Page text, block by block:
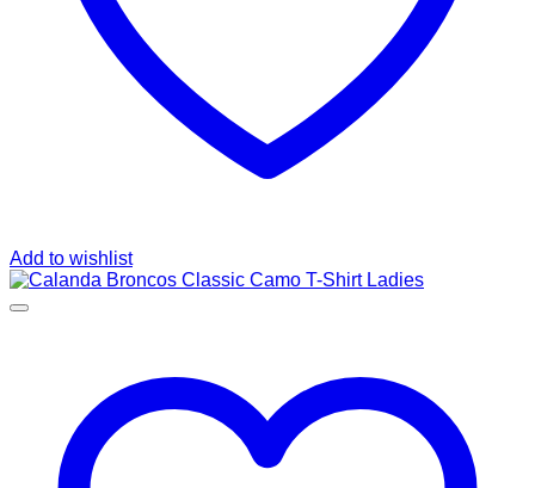
Add to wishlist